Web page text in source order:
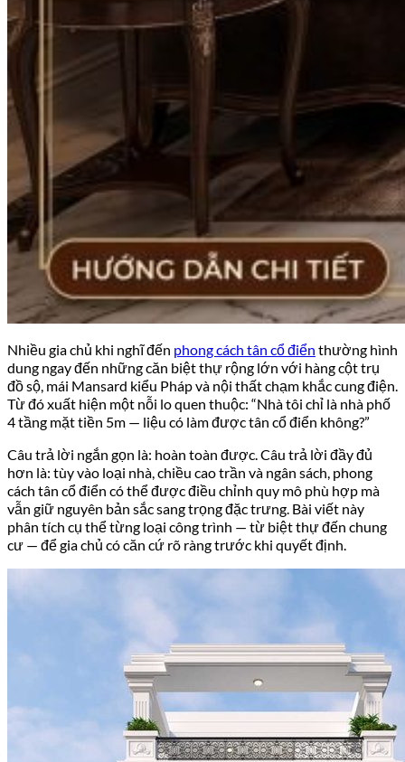
Nhiều gia chủ khi nghĩ đến phong cách tân cổ điển thường hình
dung ngay đến những căn biệt thự rộng lớn với hàng cột trụ
đồ sộ, mái Mansard kiểu Pháp và nội thất chạm khắc cung điện.
Từ đó xuất hiện một nỗi lo quen thuộc: “Nhà tôi chỉ là nhà phố
4 tầng mặt tiền 5m — liệu có làm được tân cổ điển không?”
Câu trả lời ngắn gọn là: hoàn toàn được. Câu trả lời đầy đủ
hơn là: tùy vào loại nhà, chiều cao trần và ngân sách, phong
cách tân cổ điển có thể được điều chỉnh quy mô phù hợp mà
vẫn giữ nguyên bản sắc sang trọng đặc trưng. Bài viết này
phân tích cụ thể từng loại công trình — từ biệt thự đến chung
cư — để gia chủ có căn cứ rõ ràng trước khi quyết định.